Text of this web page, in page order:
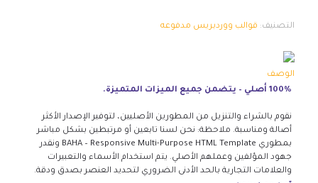
التصنيف: قوالب ووردبريس مدفوعه
الوصف
100% أصلي – يتضمن جميع الميزات المتميزة.
نقوم بالشراء والتنزيل من المطورين الأصليين، لتوفير الإصدار الأكثر
أصالة ومناسبة. ملاحظة: نحن لسنا تابعين أو مرتبطين بشكل مباشر
بمطوري BAHA – Responsive Multi-Purpose HTML Template ونقدر
جهود المؤلفين وعملهم الأصلي. يتم استخدام الأسماء والتعبيرات
والعلامات التجارية بالحد الأدنى الضروري لتحديد العنصر بصدق ودقة.